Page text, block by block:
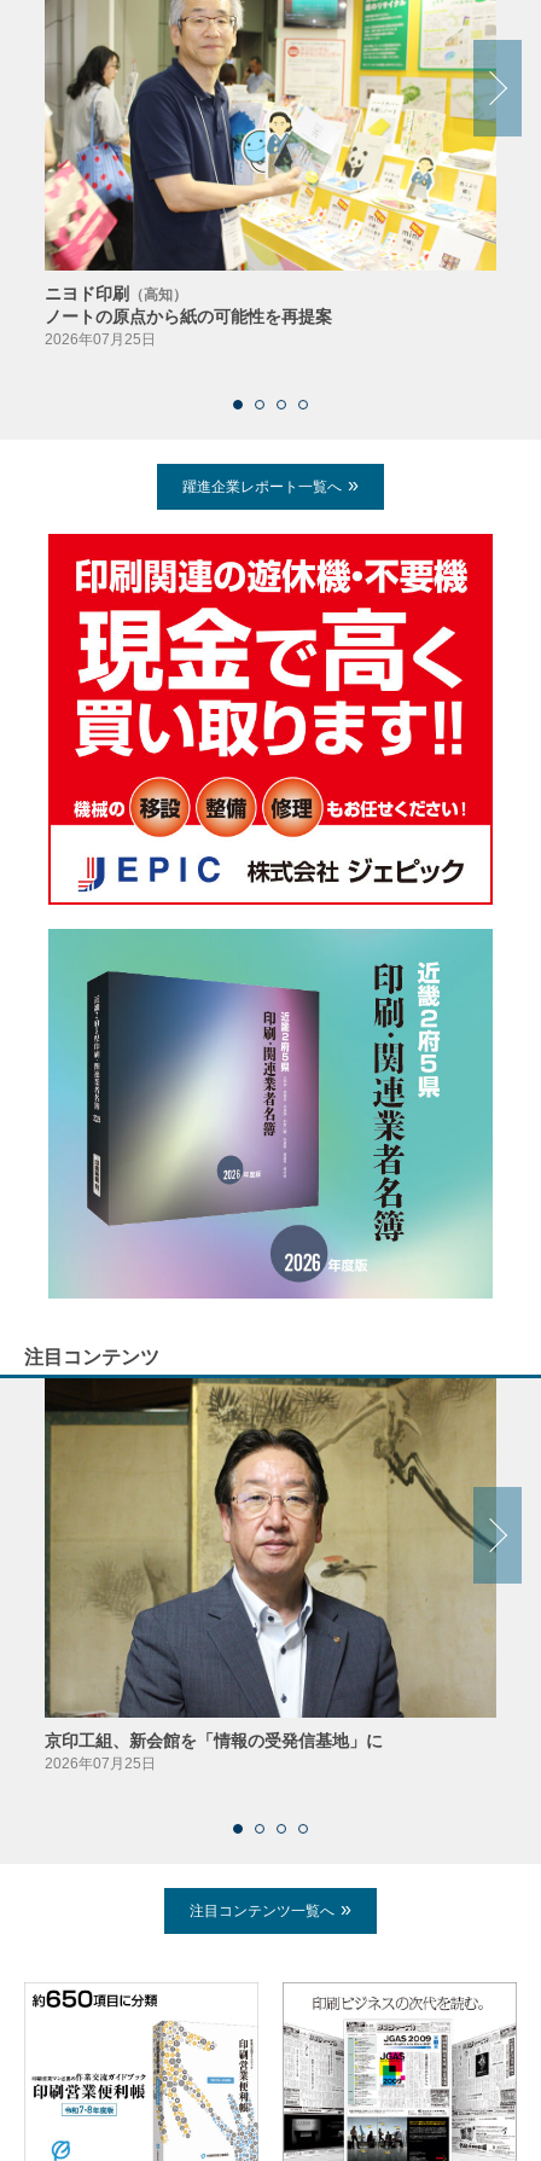
ニヨド印刷 （高知）
ノートの原点から紙の可能性を再提案
2026年07月25日
躍進企業レポート一覧へ
注目コンテンツ
京印工組、新会館を「情報の受発信基地」に
2026年07月25日
注目コンテンツ一覧へ